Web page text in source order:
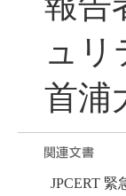
ュリ
首浦
JPCERT 緊